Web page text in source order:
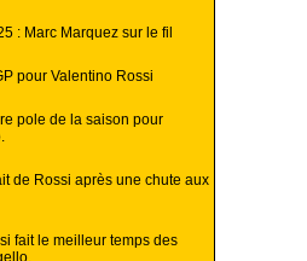
: Marc Marquez sur le fil
pour Valentino Rossi
pole de la saison pour
de Rossi après une chute aux
fait le meilleur temps des